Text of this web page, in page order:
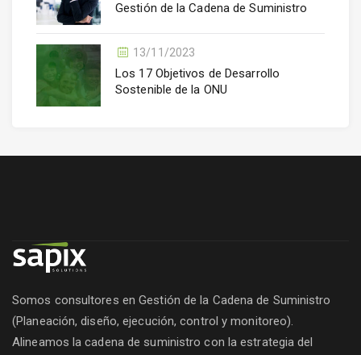
Gestión de la Cadena de Suministro
13/11/2023
Los 17 Objetivos de Desarrollo
Sostenible de la ONU
Somos consultores en Gestión de la Cadena de Suministro
(Planeación, diseño, ejecución, control y monitoreo).
Alineamos la cadena de suministro con la estrategia del